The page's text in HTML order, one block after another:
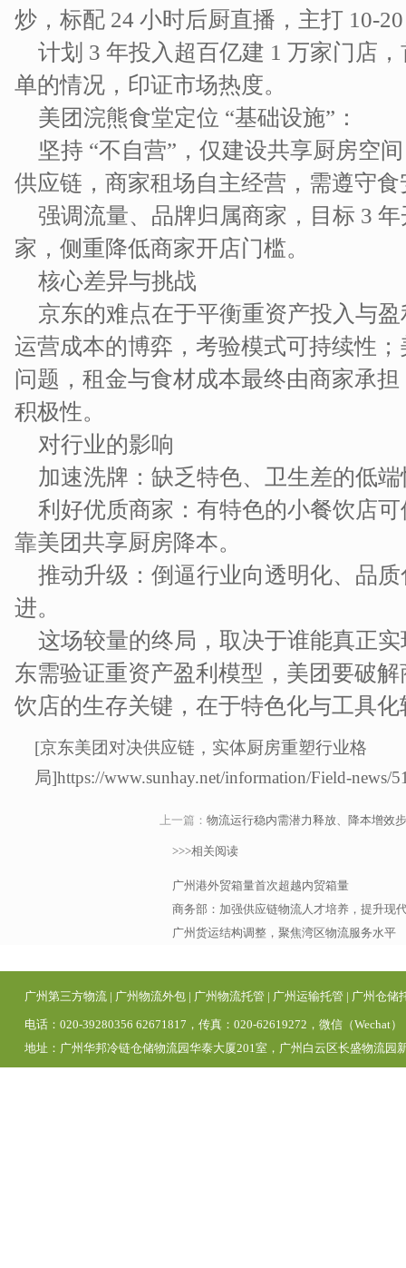
炒，标配 24 小时后厨直播，主打 10-
计划 3 年投入超百亿建 1 万家门店
单的情况，印证市场热度。
美团浣熊食堂定位 “基础设施”：
坚持 “不自营”，仅建设共享厨房空
供应链，商家租场自主经营，需遵守
强调流量、品牌归属商家，目标 3
家，侧重降低商家开店门槛。
核心差异与挑战
京东的难点在于平衡重资产投入与
运营成本的博弈，考验模式可持续性
问题，租金与食材成本最终由商家承
积极性。
对行业的影响
加速洗牌：缺乏特色、卫生差的低
利好优质商家：有特色的小餐饮店
靠美团共享厨房降本。
推动升级：倒逼行业向透明化、品
进。
这场较量的终局，取决于谁能真正
东需验证重资产盈利模型，美团要破
饮店的生存关键，在于特色化与工具化
[京东美团对决供应链，实体厨房重塑行业格
局]https://www.sunhay.net/information/Field-news/
上一篇：物流运行稳内需潜力释放、降本增效
>>>相关阅读
广州港外贸箱量首次超越内贸箱量
商务部：加强供应链物流人才培养，提升现
广州货运结构调整，聚焦湾区物流服务水平
广州第三方物流 | 广州物流外包 | 广州物流托管 | 广州运输托管 | 广州仓储
电话：020-39280356 62671817，传真：020-62619272，微信（Wechat
地址：广州华邦冷链仓储物流园华泰大厦201室，广州白云区长盛物流园